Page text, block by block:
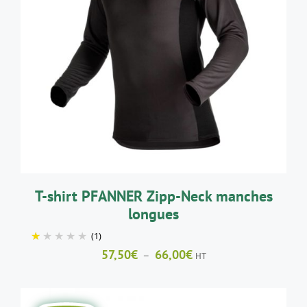
CHOIX DES OPTIONS
CE
PRODUIT
PLUSIEURS
VARIATIONS.
LES
OPTIONS
PEUVENT
ÊTRE
LA
PAGE
DU
DÉTAILS
T-shirt PFANNER Zipp-Neck manches
longues
(1)
57,50€ – 66,00€Plage
HT